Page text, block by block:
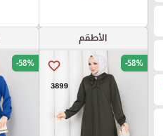
الأطقم
favorite_border -58%
-58%